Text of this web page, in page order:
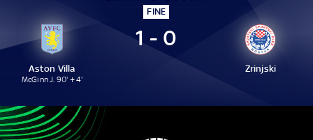
FINE
Aston Villa
McGinn J. 90' + 4'
1 - 0
Zrinjski